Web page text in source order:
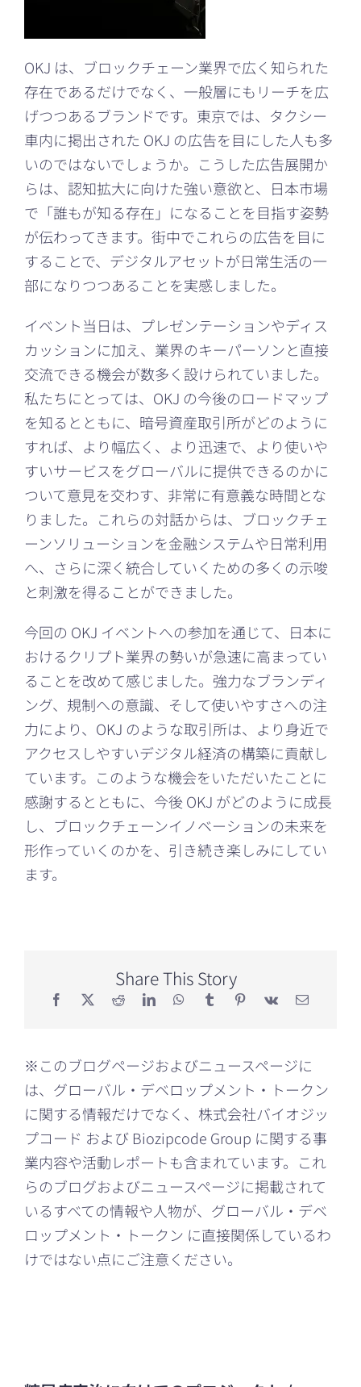
OKJ は、ブロックチェーン業界で広く知られた
存在であるだけでなく、一般層にもリーチを広
げつつあるブランドです。東京では、タクシー
車内に掲出された OKJ の広告を目にした人も多
いのではないでしょうか。こうした広告展開か
らは、認知拡大に向けた強い意欲と、日本市場
で「誰もが知る存在」になることを目指す姿勢
が伝わってきます。街中でこれらの広告を目に
することで、デジタルアセットが日常生活の一
部になりつつあることを実感しました。
イベント当日は、プレゼンテーションやディス
カッションに加え、業界のキーパーソンと直接
交流できる機会が数多く設けられていました。
私たちにとっては、OKJ の今後のロードマップ
を知るとともに、暗号資産取引所がどのように
すれば、より幅広く、より迅速で、より使いや
すいサービスをグローバルに提供できるのかに
ついて意見を交わす、非常に有意義な時間とな
りました。これらの対話からは、ブロックチェ
ーンソリューションを金融システムや日常利用
へ、さらに深く統合していくための多くの示唆
と刺激を得ることができました。
今回の OKJ イベントへの参加を通じて、日本に
おけるクリプト業界の勢いが急速に高まってい
ることを改めて感じました。強力なブランディ
ング、規制への意識、そして使いやすさへの注
力により、OKJ のような取引所は、より身近で
アクセスしやすいデジタル経済の構築に貢献し
ています。このような機会をいただいたことに
感謝するとともに、今後 OKJ がどのように成長
し、ブロックチェーンイノベーションの未来を
形作っていくのかを、引き続き楽しみにしてい
ます。
Share This Story
※このブログページおよびニュースページに
は、グローバル・デベロップメント・トークン
に関する情報だけでなく、株式会社バイオジッ
プコード および Biozipcode Group に関する事
業内容や活動レポートも含まれています。これ
らのブログおよびニュースページに掲載されて
いるすべての情報や人物が、グローバル・デベ
ロップメント・トークン に直接関係しているわ
けではない点にご注意ください。